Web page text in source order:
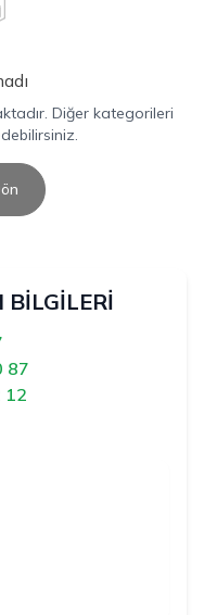
Diğer kategorileri
BİLGİLERİ
87
12